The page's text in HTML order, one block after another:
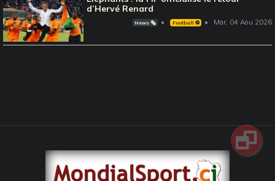
d’Hervé Renard
News 🗞️ Football ⚽️ Mar, 04 Aou 2026